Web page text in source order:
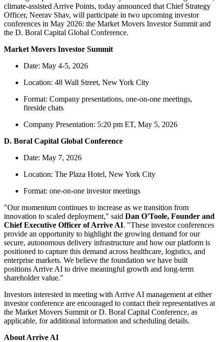
climate-assisted Arrive Points, today announced that Chief Strategy
Officer, Neerav Shav, will participate in two upcoming investor
conferences in May 2026: the Market Movers Investor Summit and
the D. Boral Capital Global Conference.
Market Movers Investor Summit
Date: May 4-5, 2026
Location: 48 Wall Street, New York City
Format: Company presentations, one-on-one meetings,
fireside chats
Company Presentation: 5:20 pm ET, May 5, 2026
D. Boral Capital Global Conference
Date: May 7, 2026
Location: The Plaza Hotel, New York City
Format: one-on-one investor meetings
"Our momentum continues to increase as we transition from
innovation to scaled deployment," said Dan O'Toole, Founder and
Chief Executive Officer of Arrive AI. "These investor conferences
provide an opportunity to highlight the growing demand for our
secure, autonomous delivery infrastructure and how our platform is
positioned to capture this demand across healthcare, logistics, and
enterprise markets. We believe the foundation we have built
positions Arrive AI to drive meaningful growth and long-term
shareholder value."
Investors interested in meeting with Arrive AI management at either
investor conference are encouraged to contact their representatives at
the Market Movers Summit or D. Boral Capital Conference, as
applicable, for additional information and scheduling details.
About Arrive AI